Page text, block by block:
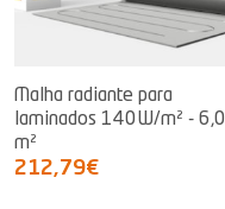
Malha radiante para
laminados 140W/m² - 6,0
m²
212,79€